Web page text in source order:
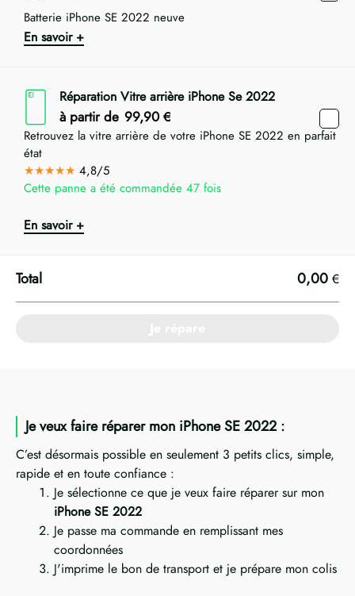
Batterie iPhone SE 2022 neuve
En savoir +
Réparation Vitre arrière iPhone Se 2022
à partir de 99,90 €
Retrouvez la vitre arrière de votre iPhone SE 2022 en parfait
état
★★★★★ 4,8/5
Cette panne a été commandée 47 fois
En savoir +
0,00 €
Je veux faire réparer mon iPhone SE 2022 :
C’est désormais possible en seulement 3 petits clics, simple,
rapide et en toute confiance :
Je sélectionne ce que je veux faire réparer sur mon
iPhone SE 2022
Je passe ma commande en remplissant mes
coordonnées
J'imprime le bon de transport et je prépare mon colis